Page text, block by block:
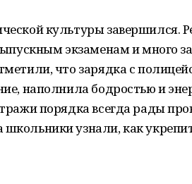
культуры завершился.
экзаменам и много
что зарядка с
наполнила бодростью и
порядка всегда рады
узнали, как